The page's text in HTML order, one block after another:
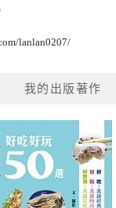
lanlan0207/
我的出版著作